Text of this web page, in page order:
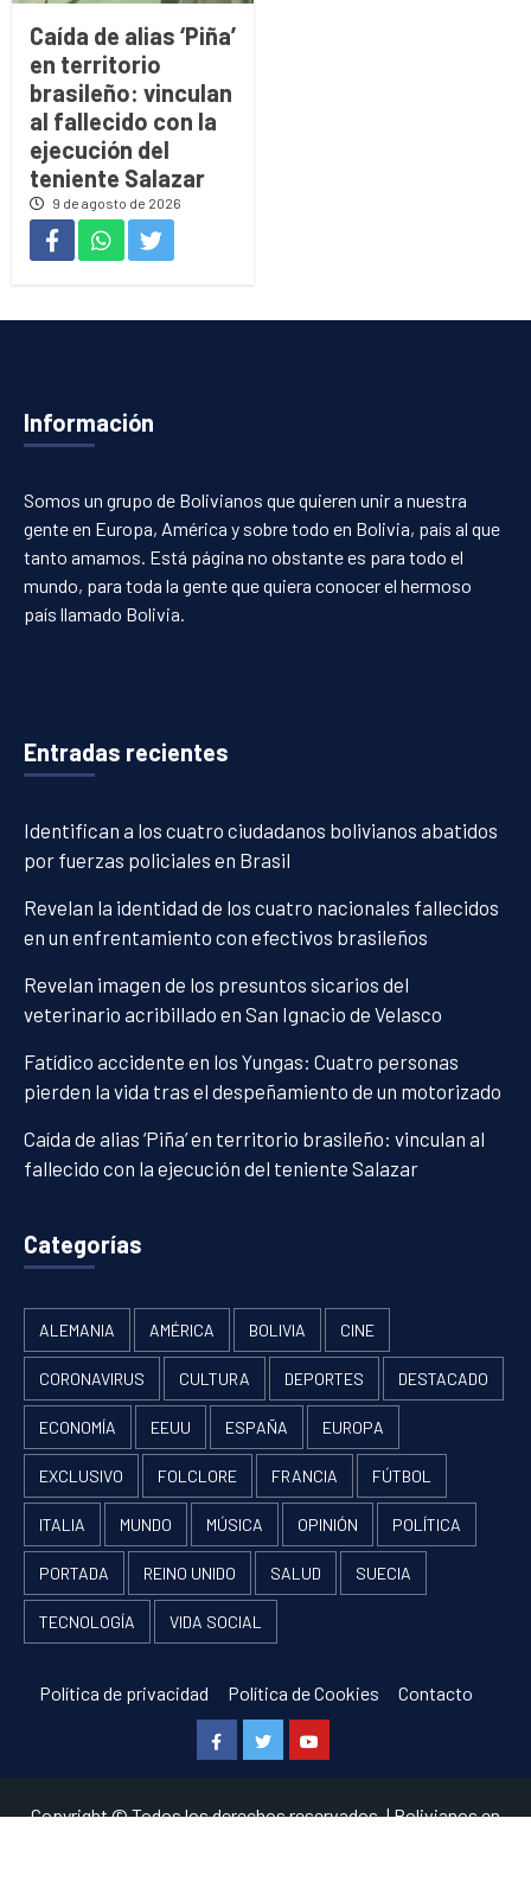
Caída de alias ‘Piña’
en territorio
brasileño: vinculan
al fallecido con la
ejecución del
teniente Salazar
9 de agosto de 2026
Información
Somos un grupo de Bolivianos que quieren unir a nuestra
gente en Europa, América y sobre todo en Bolivia, país al que
tanto amamos. Está página no obstante es para todo el
mundo, para toda la gente que quiera conocer el hermoso
país llamado Bolivia.
Entradas recientes
Identifican a los cuatro ciudadanos bolivianos abatidos
por fuerzas policiales en Brasil
Revelan la identidad de los cuatro nacionales fallecidos
en un enfrentamiento con efectivos brasileños
Revelan imagen de los presuntos sicarios del
veterinario acribillado en San Ignacio de Velasco
Fatídico accidente en los Yungas: Cuatro personas
pierden la vida tras el despeñamiento de un motorizado
Caída de alias ‘Piña’ en territorio brasileño: vinculan al
fallecido con la ejecución del teniente Salazar
Categorías
ALEMANIA AMÉRICA BOLIVIA CINE
CORONAVIRUS CULTURA DEPORTES DESTACADO
ECONOMÍA EEUU ESPAÑA EUROPA
EXCLUSIVO FOLCLORE FRANCIA FÚTBOL
ITALIA MUNDO MÚSICA OPINIÓN POLÍTICA
PORTADA REINO UNIDO SALUD SUECIA
TECNOLOGÍA VIDA SOCIAL
Política de privacidad Política de Cookies Contacto
FacebookTwitterYoutube
Copyright © Todos los derechos reservados.|Bolivianos en